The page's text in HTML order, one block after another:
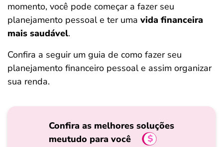
momento, você pode começar a fazer seu
planejamento pessoal e ter uma vida financeira
mais saudável.
Confira a seguir um guia de como fazer seu
planejamento financeiro pessoal e assim organizar
sua renda.
Confira as melhores soluções
meutudo para você